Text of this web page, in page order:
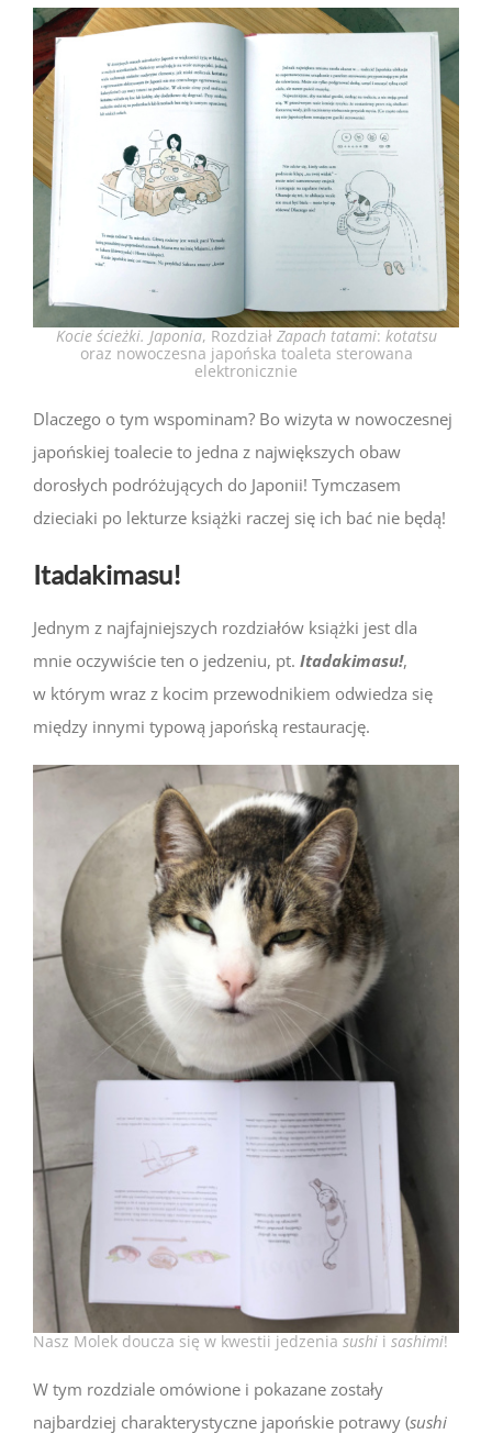
Kocie ścieżki. Japonia, Rozdział Zapach tatami: kotatsu
oraz nowoczesna japońska toaleta sterowana
elektronicznie
Dlaczego o tym wspominam? Bo wizyta w nowoczesnej
japońskiej toalecie to jedna z największych obaw
dorosłych podróżujących do Japonii! Tymczasem
dzieciaki po lekturze książki raczej się ich bać nie będą!
Itadakimasu!
Jednym z najfajniejszych rozdziałów książki jest dla
mnie oczywiście ten o jedzeniu, pt. Itadakimasu!,
w którym wraz z kocim przewodnikiem odwiedza się
między innymi typową japońską restaurację.
Nasz Molek doucza się w kwestii jedzenia sushi i sashimi!
W tym rozdziale omówione i pokazane zostały
najbardziej charakterystyczne japońskie potrawy (sushi